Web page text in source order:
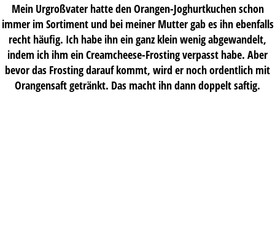
Mein Urgroßvater hatte den Orangen-Joghurtkuchen schon
immer im Sortiment und bei meiner Mutter gab es ihn ebenfalls
recht häufig. Ich habe ihn ein ganz klein wenig abgewandelt,
indem ich ihm ein Creamcheese-Frosting verpasst habe. Aber
bevor das Frosting darauf kommt, wird er noch ordentlich mit
Orangensaft getränkt. Das macht ihn dann doppelt saftig.